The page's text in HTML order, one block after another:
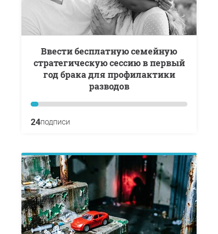
Ввести бесплатную семейную
стратегическую сессию в первый
год брака для профилактики
разводов
24подписи